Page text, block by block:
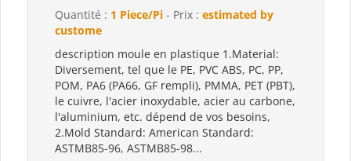
Quantité : 1 Piece/Pi - Prix : estimated by
custome
description moule en plastique 1.Material:
Diversement, tel que le PE, PVC ABS, PC, PP,
POM, PA6 (PA66, GF rempli), PMMA, PET (PBT),
le cuivre, l'acier inoxydable, acier au carbone,
l'aluminium, etc. dépend de vos besoins,
2.Mold Standard: American Standard:
ASTMB85-96, ASTMB85-98...